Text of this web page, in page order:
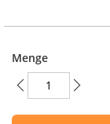
Menge